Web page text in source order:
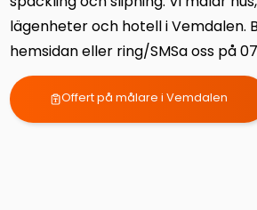
lägenheter och hotell i Vemdalen.
hemsidan eller ring/SMSa oss på
Offert på målare i Vemdalen